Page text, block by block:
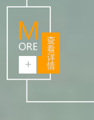
查
看
详
情